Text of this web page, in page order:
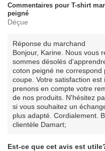
Commentaires pour T-shirt
peigné
Déçue
Réponse du marchand
Bonjour, Karine. Nous vous
sommes désolés
coton peigné ne
coupe. Votre satisfaction
prenons en compte votre
de nos produits. N'hésitez
si vous souhaitez un
plus adapté. Cordialement.
clientèle Damart;
Est-ce que cet avis est